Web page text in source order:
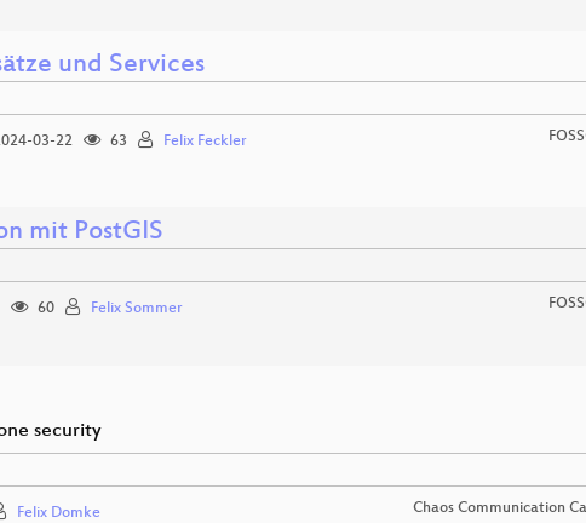
und Services
03-22 63 Felix Feckler
mit PostGIS
60 Felix Sommer
security
Felix Domke Chaos Communication